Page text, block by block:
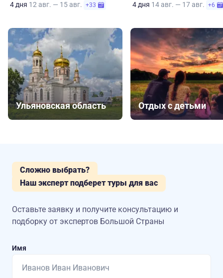
4 дня 12 авг. — 15 авг. +33 4 дня 14 авг. — 17 авг. +6
Ульяновская область Отдых с детьми
Сложно выбрать?
Наш эксперт подберет туры для вас
Оставьте заявку и получите консультацию и
подборку от экспертов Большой Страны
Имя